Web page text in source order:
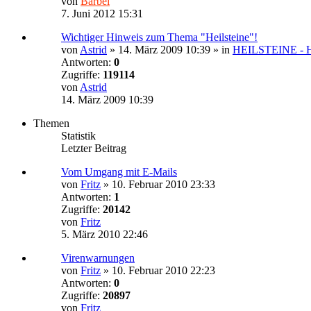
7. Juni 2012 15:31
Wichtiger Hinweis zum Thema "Heilsteine"!
von Astrid » 14. März 2009 10:39 » in HEILSTEINE -
Antworten: 0
Zugriffe: 119114
von Astrid
14. März 2009 10:39
Themen
Statistik
Letzter Beitrag
Vom Umgang mit E-Mails
von Fritz » 10. Februar 2010 23:33
Antworten: 1
Zugriffe: 20142
von Fritz
5. März 2010 22:46
Virenwarnungen
von Fritz » 10. Februar 2010 22:23
Antworten: 0
Zugriffe: 20897
von Fritz